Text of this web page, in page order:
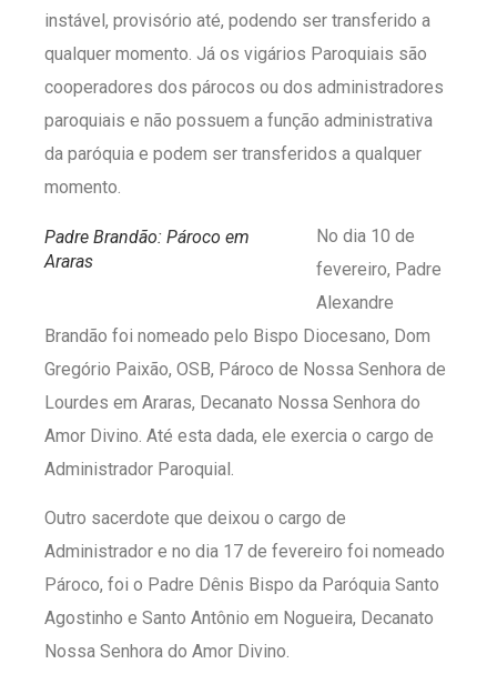
instável, provisório até, podendo ser transferido a
qualquer momento. Já os vigários Paroquiais são
cooperadores dos párocos ou dos administradores
paroquiais e não possuem a função administrativa
da paróquia e podem ser transferidos a qualquer
momento.
Padre Brandão: Pároco em
Araras
No dia 10 de
fevereiro, Padre
Alexandre
Brandão foi nomeado pelo Bispo Diocesano, Dom
Gregório Paixão, OSB, Pároco de Nossa Senhora de
Lourdes em Araras, Decanato Nossa Senhora do
Amor Divino. Até esta dada, ele exercia o cargo de
Administrador Paroquial.
Outro sacerdote que deixou o cargo de
Administrador e no dia 17 de fevereiro foi nomeado
Pároco, foi o Padre Dênis Bispo da Paróquia Santo
Agostinho e Santo Antônio em Nogueira, Decanato
Nossa Senhora do Amor Divino.